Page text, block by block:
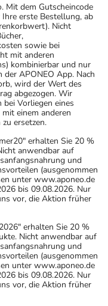
Mit dem Gutscheincode
erste Bestellung, ab
Nicht
sowie bei
mit anderen
kombinierbar und nur
APONEO App. Nach
wird der Wert des
abgezogen. Wir
Vorliegen eines
einem anderen
ersetzen.
erhalten Sie 20 %
anwendbar auf
und
(ausgenommen
unter www.aponeo.de
bis 09.08.2026. Nur
vor, die Aktion früher
erhalten Sie 20 %
Nicht anwendbar auf
und
(ausgenommen
unter www.aponeo.de
bis 09.08.2026. Nur
vor, die Aktion früher